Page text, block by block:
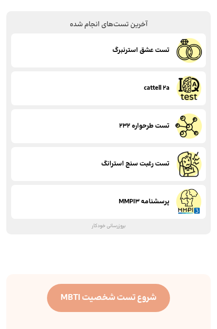
آخرین تست‌های انجام شده
تست عشق استرنبرگ
cattell 2a
تست طرحواره 232
تست رغبت سنج استرانگ
پرسشنامه MMPI3
بروزرسانی خودکار
شروع تست شخصیت MBTI